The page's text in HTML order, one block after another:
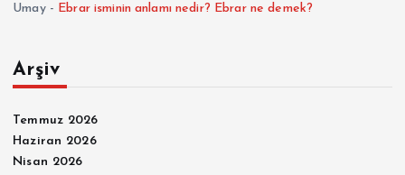
Umay- Ebrar isminin anlamı nedir? Ebrar ne demek?
Arşiv
Temmuz 2026
Haziran 2026
Nisan 2026